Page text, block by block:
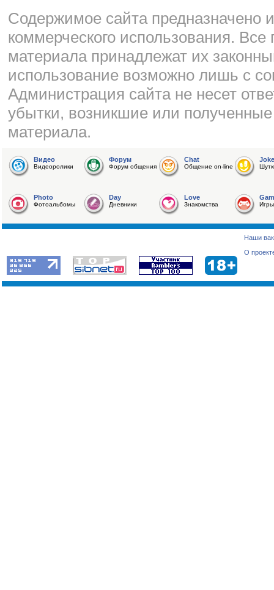
Cодержимое сайта предназначено
коммерческого использования.
материала принадлежат их
использование возможно лишь с
Администрация сайта не несет
убытки, возникшие или
материала.
Видео
Видеоролики
Форум
Форум общения
Chat
Общение on-line
Joke
Photo
Фотоальбомы
Day
Дневники
Love
Знакомства Игры
Наши
О